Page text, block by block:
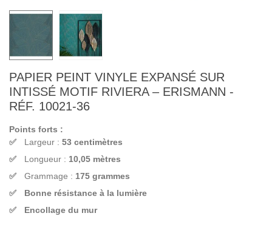
PAPIER PEINT VINYLE EXPANSÉ SUR
INTISSÉ MOTIF RIVIERA – ERISMANN -
RÉF. 10021-36
Points forts :
Largeur : 53 centimètres
Longueur : 10,05 mètres
Grammage : 175 grammes
Bonne résistance à la lumière
Encollage du mur